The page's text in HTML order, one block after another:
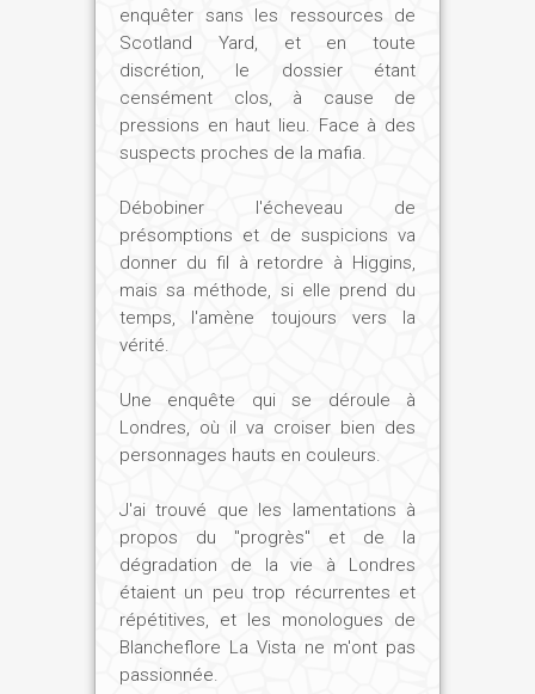
enquêter sans les ressources de
Scotland Yard, et en toute
discrétion, le dossier étant
censément clos, à cause de
pressions en haut lieu. Face à des
suspects proches de la mafia.
Débobiner l'écheveau de
présomptions et de suspicions va
donner du fil à retordre à Higgins,
mais sa méthode, si elle prend du
temps, l'amène toujours vers la
vérité.
Une enquête qui se déroule à
Londres, où il va croiser bien des
personnages hauts en couleurs.
J'ai trouvé que les lamentations à
propos du "progrès" et de la
dégradation de la vie à Londres
étaient un peu trop récurrentes et
répétitives, et les monologues de
Blancheflore La Vista ne m'ont pas
passionnée.